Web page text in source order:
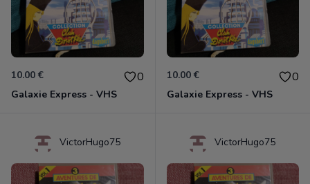
10.00 € 0
Galaxie Express - VHS
10.00 € 0
Galaxie Express - VHS
VictorHugo75 VictorHugo75